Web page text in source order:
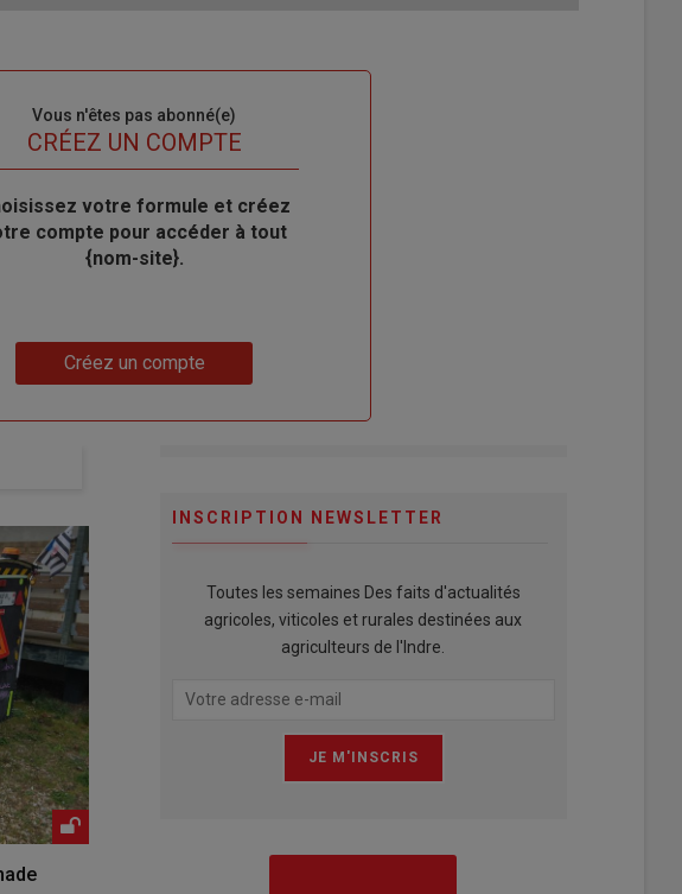
Vous n'êtes pas abonné(e)
CRÉEZ UN COMPTE
votre formule et créez
compte pour accéder à tout
{nom-site}.
Créez un compte
INSCRIPTION NEWSLETTER
Toutes les semaines Des faits d'actualités
agricoles, viticoles et rurales destinées aux
agriculteurs de l'Indre.